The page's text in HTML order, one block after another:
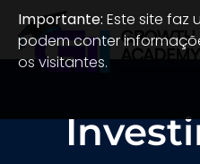
Importante: Este site faz
podem conter
os visitantes.